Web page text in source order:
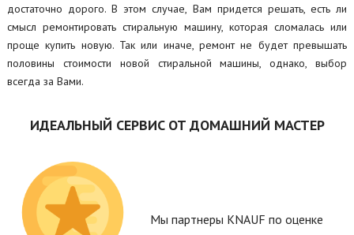
достаточно дорого. В этом случае, Вам придется решать, есть ли
смысл ремонтировать стиральную машину, которая сломалась или
проще купить новую. Так или иначе, ремонт не будет превышать
половины стоимости новой стиральной машины, однако, выбор
всегда за Вами.
ИДЕАЛЬНЫЙ СЕРВИС ОТ ДОМАШНИЙ МАСТЕР
Мы партнеры KNAUF по оценке